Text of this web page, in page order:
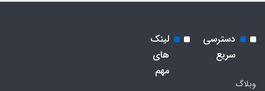
دسترسی
سریع
وبلاگ
لینک
های
مهم